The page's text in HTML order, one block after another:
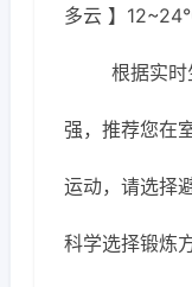
多云 】
根据实
强，推荐您在
运动，请选择
科学选择锻炼